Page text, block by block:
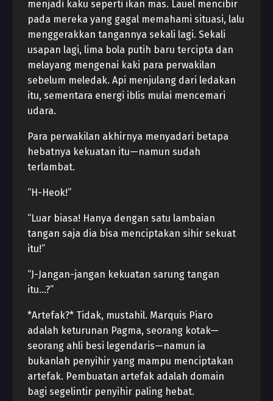
menjadi kaku seperti ikan mas. Lauel mencibir
pada mereka yang gagal memahami situasi, lalu
menggerakkan tangannya sekali lagi. Sekali
usapan lagi, lima bola putih baru tercipta dan
melayang mengenai kaki para perwakilan
sebelum meledak. Api menjulang dari ledakan
itu, sementara energi iblis mulai mencemari
udara.
Para perwakilan akhirnya menyadari betapa
hebatnya kekuatan itu—namun sudah
terlambat.
“H-Heok!”
“Luar biasa! Hanya dengan satu lambaian
tangan saja dia bisa menciptakan sihir sekuat
itu!”
“J-Jangan-jangan kekuatan sarung tangan
itu…?”
*Artefak?* Tidak, mustahil. Marquis Piaro
adalah keturunan Pagma, seorang kotak—
seorang ahli besi legendaris—namun ia
bukanlah penyihir yang mampu menciptakan
artefak. Pembuatan artefak adalah domain
bagi segelintir penyihir paling hebat.